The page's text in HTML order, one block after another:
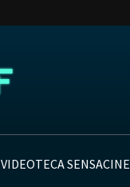
VIDEOTECA SENSACINE